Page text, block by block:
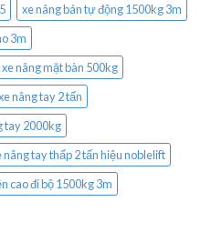
xe nâng bán tự động 1500kg 3m
3m
xe nâng mặt bàn 500kg
nâng tay 2 tấn
tay 2000kg
nâng tay thấp 2 tấn hiệu noblelift
cao đi bộ 1500kg 3m